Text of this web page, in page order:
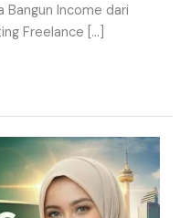
Bangun Income dari
Freelance […]